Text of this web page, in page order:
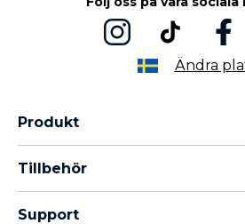
Ändra
Produkt
moto g-familjen
Tillbehör
Support